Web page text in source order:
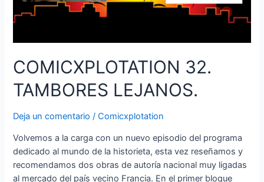
COMICXPLOTATION 32.
TAMBORES LEJANOS.
Deja un comentario /Comicxplotation
Volvemos a la carga con un nuevo episodio del programa
dedicado al mundo de la historieta, esta vez reseñamos y
recomendamos dos obras de autoría nacional muy ligadas
al mercado del país vecino Francia. En el primer bloque